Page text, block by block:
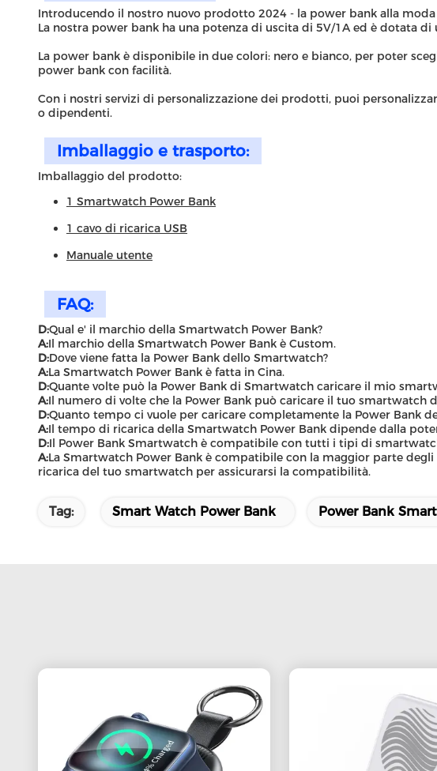
Introducendo il nostro nuovo prodotto 2024 - la power bank alla
La nostra power bank ha una potenza di uscita di 5V/1A ed è dotata
La power bank è disponibile in due colori: nero e bianco, per poter
power bank con facilità.
Con i nostri servizi di personalizzazione dei prodotti, puoi
o dipendenti.
Imballaggio e trasporto:
Imballaggio del prodotto:
1 Smartwatch Power Bank
1 cavo di ricarica USB
Manuale utente
FAQ:
D:Qual e' il marchio della Smartwatch Power Bank?
A:Il marchio della Smartwatch Power Bank è Custom.
D:Dove viene fatta la Power Bank dello Smartwatch?
A:La Smartwatch Power Bank è fatta in Cina.
D:Quante volte può la Power Bank di Smartwatch caricare il mio
A:Il numero di volte che la Power Bank può caricare il tuo smartwatch
D:Quanto tempo ci vuole per caricare completamente la Power Bank
A:Il tempo di ricarica della Smartwatch Power Bank dipende dalla
D:Il Power Bank Smartwatch è compatibile con tutti i tipi di
A:La Smartwatch Power Bank è compatibile con la maggior parte
ricarica del tuo smartwatch per assicurarsi la compatibilità.
Tag: Smart Watch Power Bank Power Bank